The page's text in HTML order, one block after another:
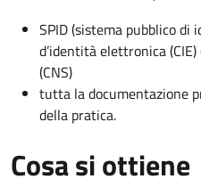
SPID (sistema pubblico
d’identità elettronica
(CNS)
tutta la documentazione
della pratica.
Cosa si ottiene